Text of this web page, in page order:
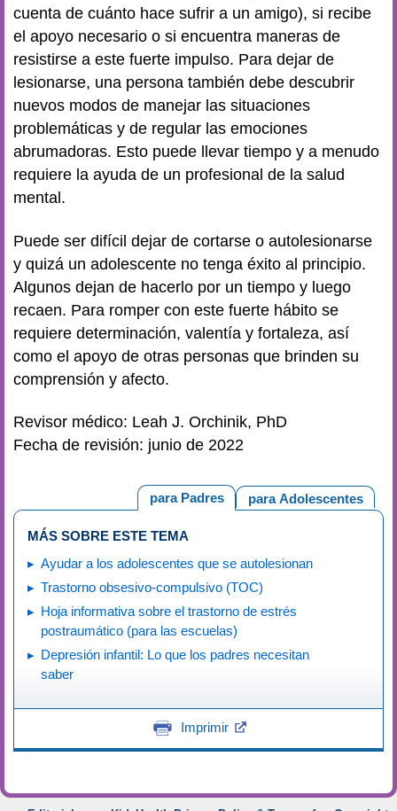
cuenta de cuánto hace sufrir a un amigo), si recibe
el apoyo necesario o si encuentra maneras de
resistirse a este fuerte impulso. Para dejar de
lesionarse, una persona también debe descubrir
nuevos modos de manejar las situaciones
problemáticas y de regular las emociones
abrumadoras. Esto puede llevar tiempo y a menudo
requiere la ayuda de un profesional de la salud
mental.
Puede ser difícil dejar de cortarse o autolesionarse
y quizá un adolescente no tenga éxito al principio.
Algunos dejan de hacerlo por un tiempo y luego
recaen. Para romper con este fuerte hábito se
requiere determinación, valentía y fortaleza, así
como el apoyo de otras personas que brinden su
comprensión y afecto.
Revisor médico: Leah J. Orchinik, PhD
Fecha de revisión: junio de 2022
para Adolescentes
para Padres
MÁS SOBRE ESTE TEMA
Ayudar a los adolescentes que se autolesionan
Trastorno obsesivo-compulsivo (TOC)
Hoja informativa sobre el trastorno de estrés
postraumático (para las escuelas)
Depresión infantil: Lo que los padres necesitan
saber
Imprimir